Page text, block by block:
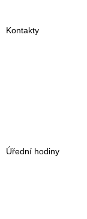
Kontakty
Úřední hodiny